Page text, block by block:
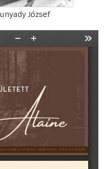
József